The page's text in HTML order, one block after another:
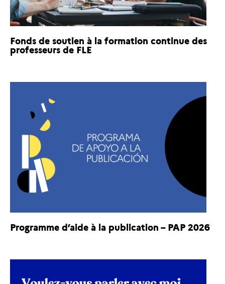
Fonds de soutien à la formation continue des
professeurs de FLE
Programme d’aide à la publication – PAP 2026